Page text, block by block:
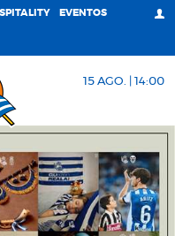
EVENTOS
15 AGO. | 14:00